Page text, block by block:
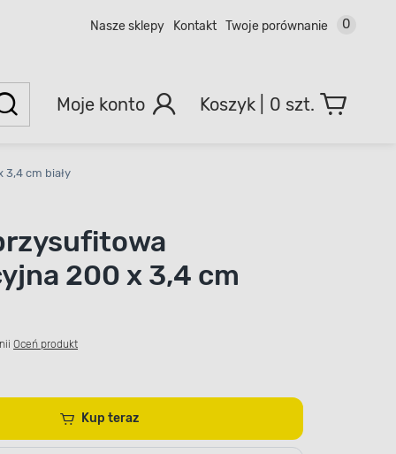
Nasze sklepy Kontakt Twoje porównanie 0
Moje konto 0 szt.
cm biały
200 x 3,4 cm
Oceń produkt
Kup teraz